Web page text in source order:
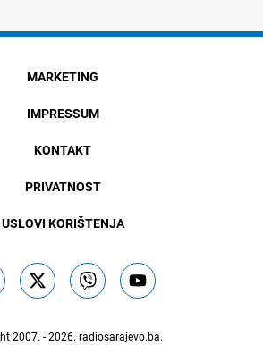
MARKETING
IMPRESSUM
KONTAKT
PRIVATNOST
USLOVI KORIŠTENJA
2007. - 2026. radiosarajevo.ba.